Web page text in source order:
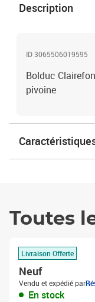
Description
ID 3065506019595
Bolduc
pivoine
Toutes
Livraison Offerte
Neuf
Vendu et expédié par
En stock